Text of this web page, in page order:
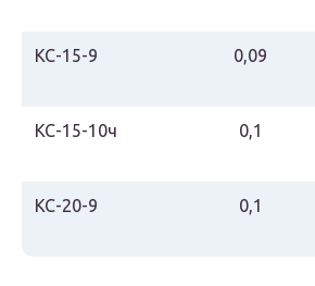
КС-15-9 0,09
КС-15-10ч 0,1
КС-20-9 0,1